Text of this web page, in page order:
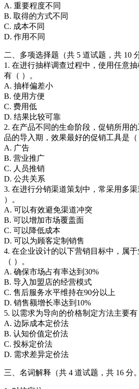
A. 重要程度不同
B. 取得的方式不同
C. 成本不同
D. 作用不同
二、多项选择题（共 5 道试题，共 10
1. 在进行抽样调查过程中，使用任意
有（ ）。
A. 抽样偏差小
B. 使用方便
C. 费用低
D. 结果比较可靠
2. 在产品不同的生命阶段，促销所用
品的导入期，效果最好的促销工具是（
A. 广告
B. 营业推广
C. 人员推销
D. 公共关系
3. 在进行分销渠道策划中，常采用多
）。
A. 可以有效避免渠道冲突
B. 可以增加市场覆盖面
C. 可以降低成本
D. 可以为顾客定制销售
4. 在企业设计的以下营销目标中，属
（ ）。
A. 确保市场占有率达到30%
B. 导入加盟店的经营模式
C. 售后服务水平维持在90分以上
D. 销售额增长率达到10%
5. 以需求为导向的价格制定方法主要有
A. 边际成本定价法
B. 认知价值定价法
C. 投标定价法
D. 需求差异定价法
三、名词解释（共 4 道试题，共 16 分